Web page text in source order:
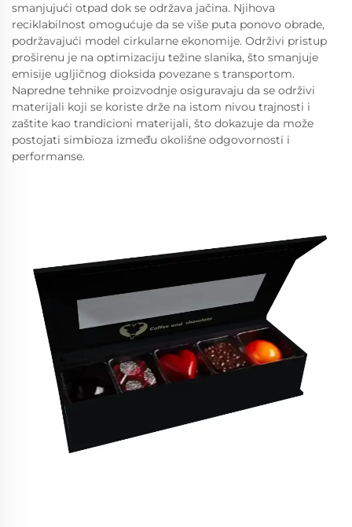
smanjujući otpad dok se održava jačina. Njihova
reciklabilnost omogućuje da se više puta ponovo obrade,
podržavajući model cirkularne ekonomije. Održivi pristup
proširenu je na optimizaciju težine slanika, što smanjuje
emisije ugljičnog dioksida povezane s transportom.
Napredne tehnike proizvodnje osiguravaju da se održivi
materijali koji se koriste drže na istom nivou trajnosti i
zaštite kao trandicioni materijali, što dokazuje da može
postojati simbioza između okolišne odgovornosti i
performanse.